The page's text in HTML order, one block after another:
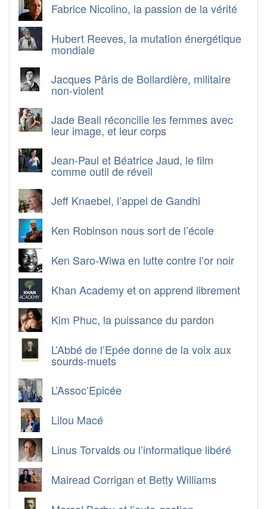
Fabrice Nicolino, la passion de la vérité
Hubert Reeves, la mutation énergétique
mondiale
Jacques Pâris de Bollardière, militaire
non-violent
Jade Beall réconcilie les femmes avec
leur image, et leur corps
Jean-Paul et Béatrice Jaud, le film
comme outil de réveil
Jeff Knaebel, l’appel de Gandhi
Ken Robinson nous sort de l’école
Ken Saro-Wiwa en lutte contre l’or noir
Khan Academy et on apprend librement
Kim Phuc, la puissance du pardon
L’Abbé de l’Epée donne de la voix aux
sourds-muets
L’Assoc’Epicée
Lilou Macé
Linus Torvalds ou l’informatique libéré
Mairead Corrigan et Betty Williams